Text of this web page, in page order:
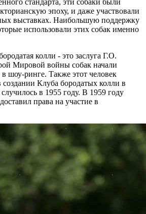
эпоху, и даже участвовали
выставках. Наибольшую поддержку
использовали этих собак именно
колли - это заслуга Г.О.
Мировой войны собак начали
в шоу-ринге. Также этот человек
Клуба бородатых колли в
в 1955 году. В 1959 году
права на участие в